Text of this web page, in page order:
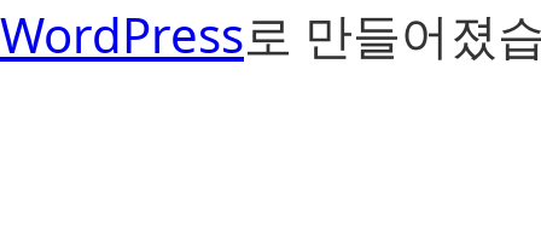
WordPress로 만들어졌